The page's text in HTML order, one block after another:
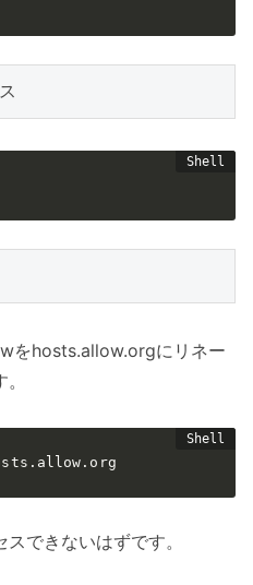
をhosts.allow.orgにリネー
できないはずです。